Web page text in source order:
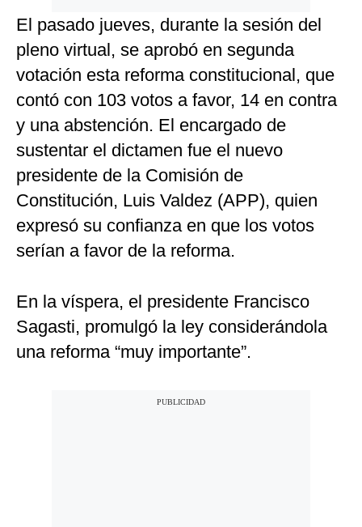
El pasado jueves, durante la sesión del
pleno virtual, se aprobó en segunda
votación esta reforma constitucional, que
contó con 103 votos a favor, 14 en contra
y una abstención. El encargado de
sustentar el dictamen fue el nuevo
presidente de la Comisión de
Constitución, Luis Valdez (APP), quien
expresó su confianza en que los votos
serían a favor de la reforma.
En la víspera, el presidente Francisco
Sagasti, promulgó la ley considerándola
una reforma “muy importante”.